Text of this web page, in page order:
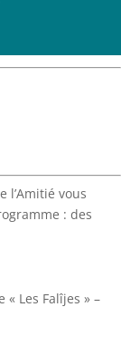
l’Amitié vous
: des
« Les Falîjes » –